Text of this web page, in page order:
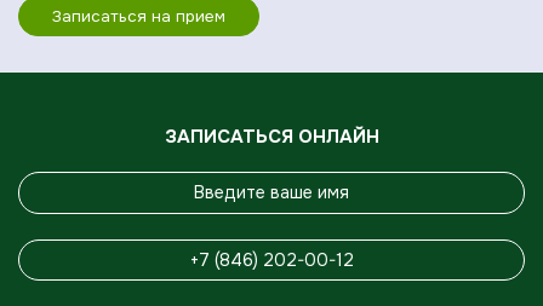
Записаться на прием
ЗАПИСАТЬСЯ ОНЛАЙН